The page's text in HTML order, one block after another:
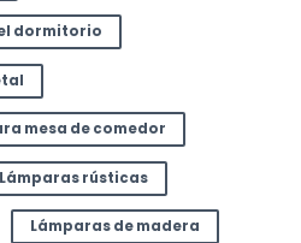
dormitorio
mesa de comedor
Lámparas rústicas
Lámparas de madera